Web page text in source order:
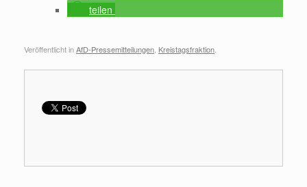
teilen
Veröffentlicht inAfD-Pressemitteilungen Kreistagsfraktion